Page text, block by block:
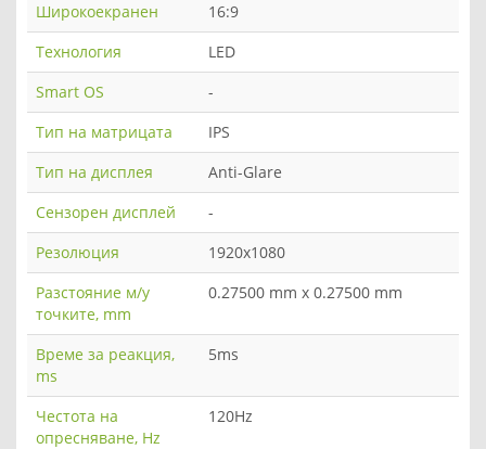
Широкоекранен
16:9
Технология
LED
Smart OS
-
Тип на матрицата
IPS
Тип на дисплея
Anti-Glare
Сензорен дисплей
-
Резолюция
1920x1080
Разстояние м/у
точките, mm
0.27500 mm x 0.27500 mm
Време за реакция,
ms
5ms
Честота на
опресняване, Hz
120Hz